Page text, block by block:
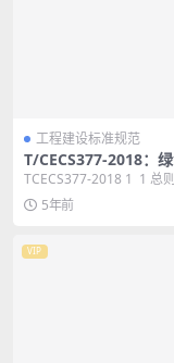
工程建设标准规范
T/CECS377-2018：
标准
TCECS377-2018 1 1 总
语 14 3 基本规...
5年前
VIP